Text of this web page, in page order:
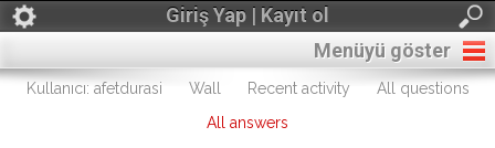
Giriş Yap | Kayıt ol
Menüyü göster
Kullanıcı: afetdurasi Wall Recent activity
All questions
All answers